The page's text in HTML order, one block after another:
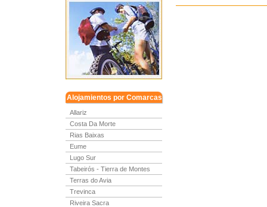
Alojamientos por Comarcas
Allariz
Costa Da Morte
Rias Baixas
Eume
Lugo Sur
Tabeirós - Tierra de Montes
Terras do Avia
Trevinca
Riveira Sacra